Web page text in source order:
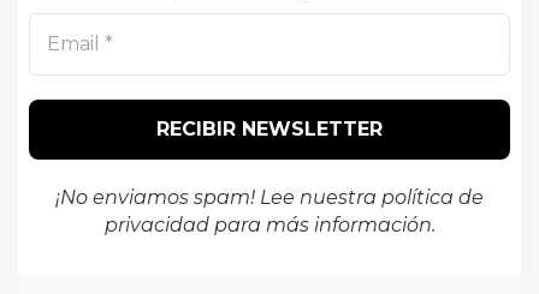
¡No enviamos spam! Lee nuestra política de
privacidadpara más información.